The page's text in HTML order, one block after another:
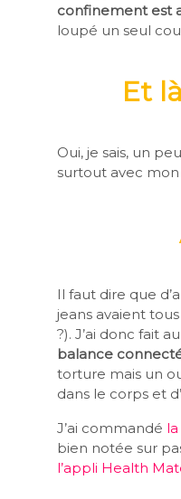
confinement est
loupé un seul
Et
Oui, je sais, un
surtout avec
Il faut dire que
jeans avaient
?). J’ai donc fait
balance
torture mais un
dans le corps et
J’ai commandé
bien notée sur
l’appli Health